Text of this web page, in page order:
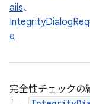
ails、
e
完全性チェックの